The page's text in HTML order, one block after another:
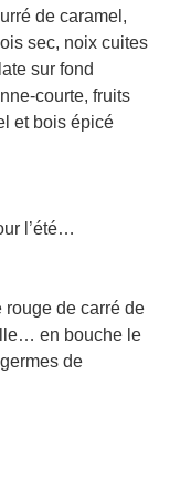
de caramel,
sec, noix cuites
sur fond
courte, fruits
et bois épicé
l’été…
de carré de
en bouche le
de